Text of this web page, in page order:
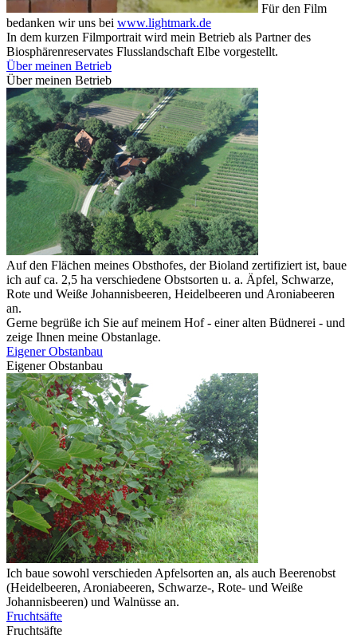
Für den Film
bedanken wir uns bei www.lightmark.de
In dem kurzen Filmportrait wird mein Betrieb als Partner des
Biosphärenreservates Flusslandschaft Elbe vorgestellt.
Über meinen Betrieb
Über meinen Betrieb
Auf den Flächen meines Obsthofes, der Bioland zertifiziert ist, baue
ich auf ca. 2,5 ha verschiedene Obstsorten u. a. Äpfel, Schwarze,
Rote und Weiße Johannisbeeren, Heidelbeeren und Aroniabeeren
an.
Gerne begrüße ich Sie auf meinem Hof - einer alten Büdnerei - und
zeige Ihnen meine Obstanlage.
Eigener Obstanbau
Eigener Obstanbau
Ich baue sowohl verschieden Apfelsorten an, als auch Beerenobst
(Heidelbeeren, Aroniabeeren, Schwarze-, Rote- und Weiße
Johannisbeeren) und Walnüsse an.
Fruchtsäfte
Fruchtsäfte